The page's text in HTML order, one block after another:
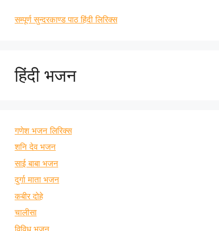
सम्पूर्ण सुन्दरकाण्ड पाठ हिंदी लिरिक्स
हिंदी भजन
गणेश भजन लिरिक्स
शनि देव भजन
साई बाबा भजन
दुर्गा माता भजन
कबीर दोहे
चालीसा
विविध भजन